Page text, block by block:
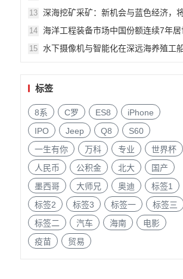
13
深海挖矿采矿：新机会与蓝色经济，
海船舶海工展会演讲
14
海洋工程装备市场中国份额连续7年居
15
水下摄像机与智能化在深远海养殖工
标签
8系 C罗 ES8
iPhone
IPO
Jeep Q8
S60
一生有你
万科 专业
世界杯
人民币
公积金 北大
国产
墨西哥
大师兄 奥迪
标签1
标签2
标签3 标签一
标签三
标签二
汽车 海南
电影
疫苗
贸易